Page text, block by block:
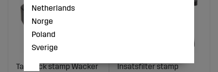
Tanklock stamp Wacker
Insatsfilter stamp
Netherlands
Norge
Poland
Sverige